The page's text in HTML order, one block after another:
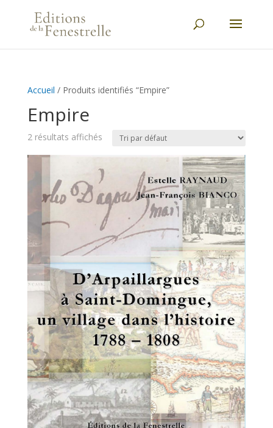
Accueil / Produits identifiés “Empire”
Empire
2 résultats affichés